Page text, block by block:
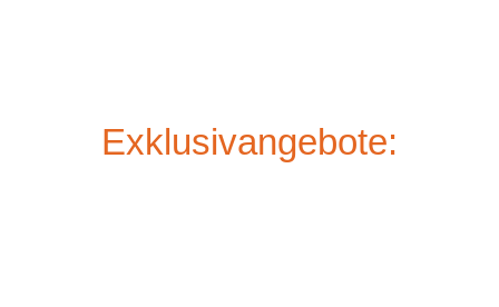
Exklusivangebote: